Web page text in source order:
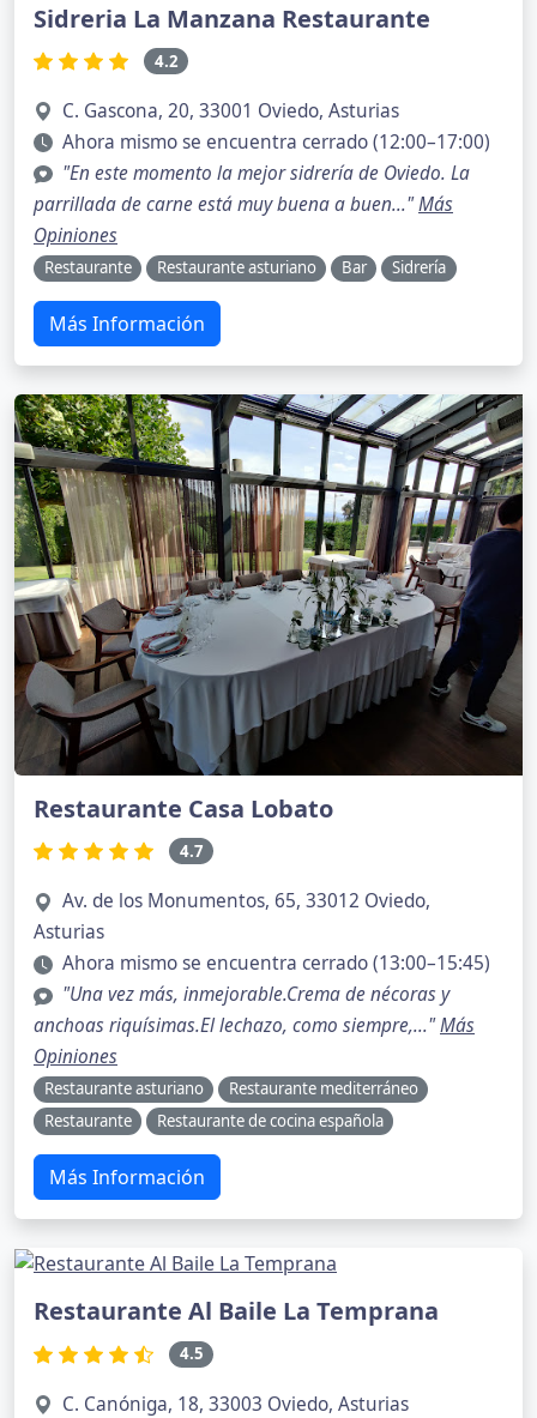
Sidreria La Manzana Restaurante
4.2
C. Gascona, 20, 33001 Oviedo, Asturias
Ahora mismo se encuentra cerrado (12:00–17:00)
"En este momento la mejor sidrería de Oviedo. La
parrillada de carne está muy buena a buen..."Más
Opiniones
Restaurante Restaurante asturiano Bar Sidrería
Más Información
Restaurante Casa Lobato
4.7
Av. de los Monumentos, 65, 33012 Oviedo,
Asturias
Ahora mismo se encuentra cerrado (13:00–15:45)
"Una vez más, inmejorable.Crema de nécoras y
anchoas riquísimas.El lechazo, como siempre,..."Más
Opiniones
Restaurante asturiano
Restaurante mediterráneo
Restaurante
Restaurante de cocina española
Más Información
Restaurante Al Baile La Temprana
4.5
C. Canóniga, 18, 33003 Oviedo, Asturias